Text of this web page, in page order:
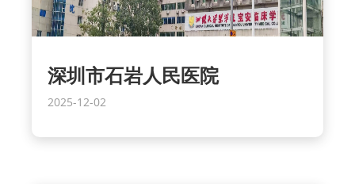
深圳市石岩人民医院
2025-12-02